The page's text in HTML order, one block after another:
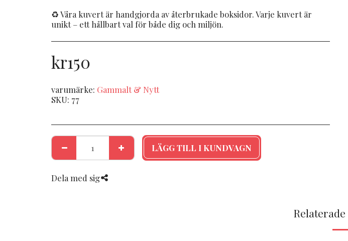
♻️ Våra kuvert är handgjorda av återbrukade boksidor. Varje kuvert är
unikt – ett hållbart val för både dig och miljön.
kr150
varumärke: Gammalt & Nytt
SKU: 77
LÄGG TILL I KUNDVAGN
Dela med sig